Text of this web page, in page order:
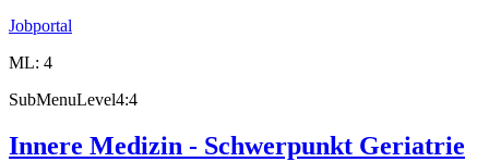
Jobportal
ML: 4
SubMenuLevel4:4
Innere Medizin - Schwerpunkt Geriatrie